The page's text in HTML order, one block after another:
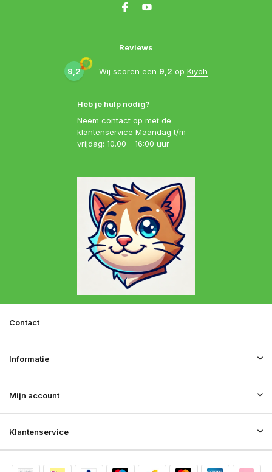
Heb je hulp nodig?
Neem contact op met de
klantenservice Maandag t/m
vrijdag: 10.00 - 16:00 uur
Reviews
9,2 Wij scoren een 9,2 op Kiyoh
Klantenservice
Mijn account
Informatie
Contact